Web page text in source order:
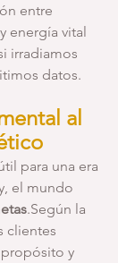
entre
energía vital
irradiamos
datos.
al
para una era
el mundo
.Según la
clientes
y